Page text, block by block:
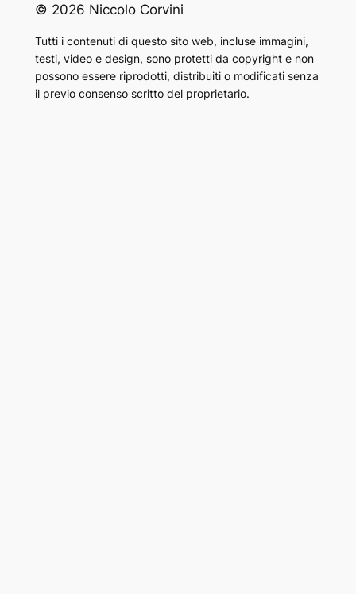
© 2026 Niccolo Corvini
Tutti i contenuti di questo sito web, incluse immagini,
testi, video e design, sono protetti da copyright e non
possono essere riprodotti, distribuiti o modificati senza
il previo consenso scritto del proprietario.